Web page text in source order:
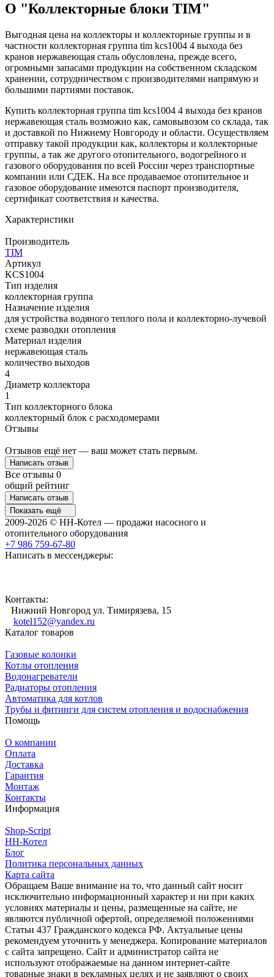
О "Коллекторные блоки TIM"
Выгодная цена на коллекторы и коллекторные группы и в
частности коллекторная группа tim kcs1004 4 выхода без
кранов нержавеющая сталь обусловлена, прежде всего,
огромными запасами продукции на собственном складском
хранении, сотрудничеством с производителями напрямую и
большими партиями поставок.
Купить коллекторная группа tim kcs1004 4 выхода без кранов
нержавеющая сталь возможно как, самовывозом со склада, так
и доставкой по Нижнему Новгороду и области. Осуществляем
отправку такой продукции как, коллекторы и коллекторные
группы, а так же другого отопительного, водогрейного и
газового оборудования по всей России через транспортные
компании или СДЕК. На все продаваемое отопительное и
газовое оборудование имеются паспорт производителя,
сертификат соответствия и качества.
Характеристики
Производитель
TIM
Артикул
KCS1004
Тип изделия
коллекторная группа
Назначение изделия
для устройства водяного теплого пола и коллекторно-лучевой
схеме разводки отопления
Материал изделия
нержавеющая сталь
количество выходов
4
Диаметр коллектора
1
Тип коллекторного блока
коллекторный блок с расходомерами
Отзывы
Отзывов ещё нет — ваш может стать первым.
Написать отзыв
Все отзывы 0
общий рейтинг
Написать отзыв
Показать ещё
2009-2026 © НН-Котел — продажи насосного и
отопительного оборудования
+7 986 759-67-80
Написать в мессенджеры:
Контакты:
Нижний Новгород ул. Тимирязева, 15
kotel152@yandex.ru
Каталог товаров
Газовые колонки
Котлы отопления
Водонагреватели
Радиаторы отопления
Автоматика для котлов
Трубы и фитинги для систем отопления и водоснабжения
Помощь
О компании
Оплата
Доставка
Гарантия
Монтаж
Контакты
Информация
Shop-Script
НН-Котел
Блог
Политика персональных данных
Карта сайта
Обращаем Ваше внимание на то, что данный сайт носит
исключительно информационный характер и ни при каких
условиях материалы и цены, размещенные на сайте, не
являются публичной офертой, определяемой положениями
Статьи 437 Гражданского кодекса РФ. Актуальные цены
рекомендуем уточнить у менеджера. Копирование материалов
с сайта запрещено. Сайт и администратор сайта не
используют отображаемые на данном интернет-сайте
товарные знаки в рекламных целях и не заявляют о своих